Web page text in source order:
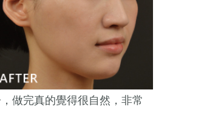
做完真的覺得很自然，非常